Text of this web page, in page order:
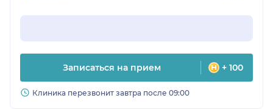
Записаться на прием + 100
Клиника перезвонит завтра после 09:00